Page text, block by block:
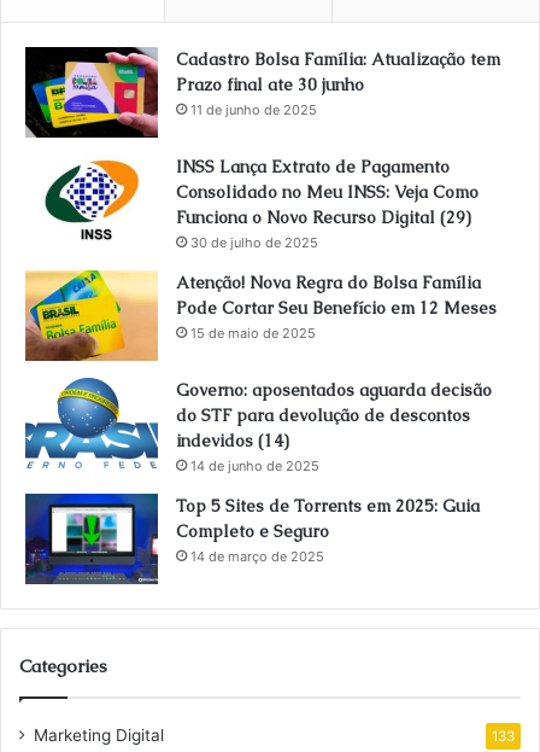
Cadastro Bolsa Família: Atualização tem
Prazo final ate 30 junho
11 de junho de 2025
INSS Lança Extrato de Pagamento
Consolidado no Meu INSS: Veja Como
Funciona o Novo Recurso Digital (29)
30 de julho de 2025
Atenção! Nova Regra do Bolsa Família
Pode Cortar Seu Benefício em 12 Meses
15 de maio de 2025
Governo: aposentados aguarda decisão
do STF para devolução de descontos
indevidos (14)
14 de junho de 2025
Top 5 Sites de Torrents em 2025: Guia
Completo e Seguro
14 de março de 2025
Categories
Marketing Digital 133